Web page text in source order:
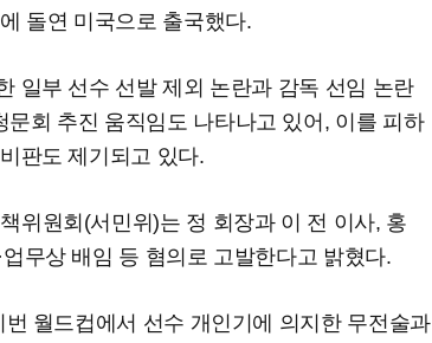
돌연 미국으로 출국했다.
일부 선수 선발 제외 논란과 감독 선임 논란
회 추진 움직임도 나타나고 있어, 이를 피하
판도 제기되고 있다.
위원회(서민위)는 정 회장과 이 전 이사, 홍
업무상 배임 등 혐의로 고발한다고 밝혔다.
월드컵에서 선수 개인기에 의지한 무전술과